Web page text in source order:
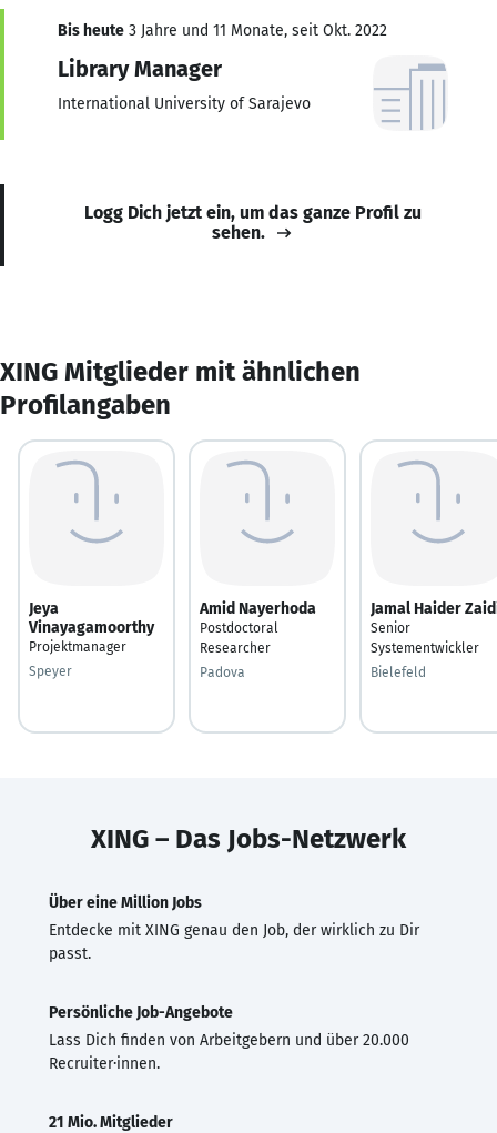
Bis heute 3 Jahre und 11 Monate, seit Okt. 2022
Library Manager
International University of Sarajevo
Logg Dich jetzt ein, um das ganze Profil zu
sehen.
XING Mitglieder mit ähnlichen
Profilangaben
Jeya
Vinayagamoorthy
Projektmanager
Speyer
Amid Nayerhoda
Postdoctoral
Researcher
Padova
Jamal Haider
Senior
Systementwickler
Bielefeld
XING – Das Jobs-Netzwerk
Über eine Million Jobs
Entdecke mit XING genau den Job, der wirklich zu Dir
passt.
Persönliche Job-Angebote
Lass Dich finden von Arbeitgebern und über 20.000
Recruiter·innen.
21 Mio. Mitglieder